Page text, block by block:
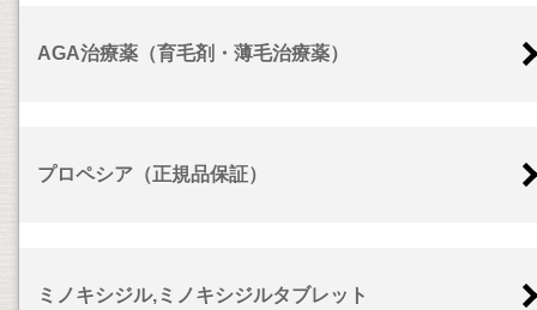
AGA治療薬（育毛剤・薄毛治療薬）
プロペシア（正規品保証）
ミノキシジル,ミノキシジルタブレット